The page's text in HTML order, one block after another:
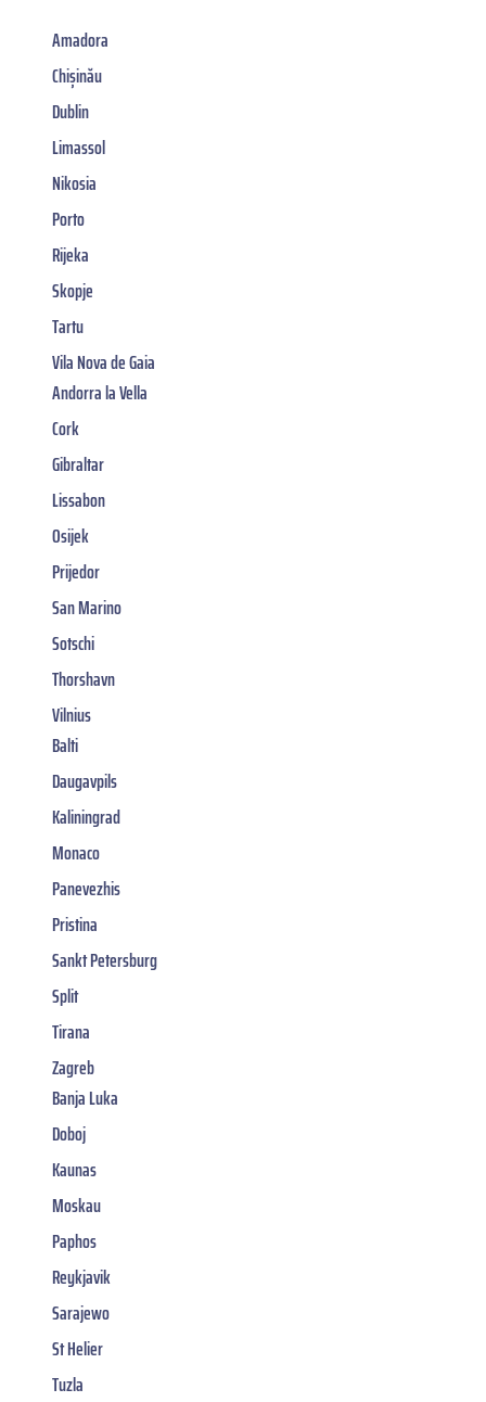
Amadora
Chișinău
Dublin
Limassol
Nikosia
Porto
Rijeka
Skopje
Tartu
Vila Nova de Gaia
Andorra la Vella
Cork
Gibraltar
Lissabon
Osijek
Prijedor
San Marino
Sotschi
Thorshavn
Vilnius
Balti
Daugavpils
Kaliningrad
Monaco
Panevezhis
Pristina
Sankt Petersburg
Split
Tirana
Zagreb
Banja Luka
Doboj
Kaunas
Moskau
Paphos
Reykjavik
Sarajewo
St Helier
Tuzla